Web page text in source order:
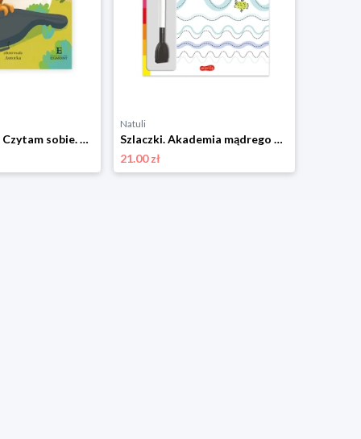
Fafik i futerał. Czytam sobie. Poziom 2 Harper colins / harper kids
Natuli
Szlaczki. Akademia mądrego dziecka. Rysuję i ścieram Harper colins / harper kids
21.00 zł